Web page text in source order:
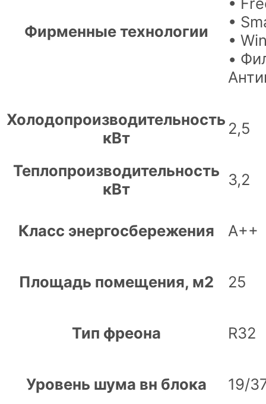
Фирменные технологии
•
•
•
Холодопроизводительность
кВт
2,5
Теплопроизводительность
кВт
3,2
Класс энергосбережения А++
Площадь помещения, м2 25
Тип фреона R32
Уровень шума вн блока 19/